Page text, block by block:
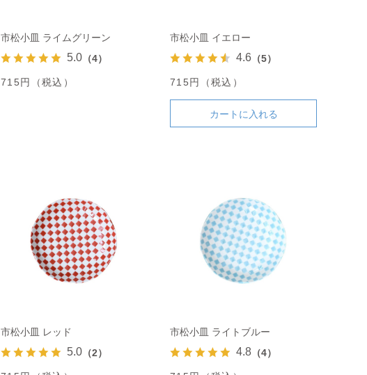
市松小皿 ライムグリーン
5.0 （4）
715円（税込）
市松小皿 イエロー
4.6 （5）
715円（税込）
カートに入れる
市松小皿 レッド
5.0 （2）
市松小皿 ライトブルー
4.8 （4）